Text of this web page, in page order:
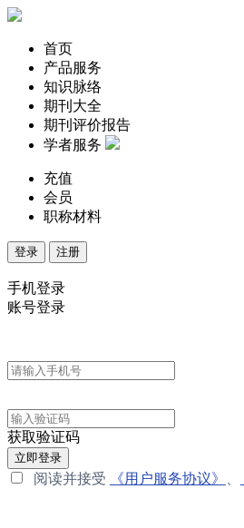
首页
产品服务
知识脉络
期刊大全
期刊评价报告
学者服务
充值
会员
职称材料
登录 注册
手机登录
账号登录
获取验证码
立即登录
阅读并接受 《用户服务协议》